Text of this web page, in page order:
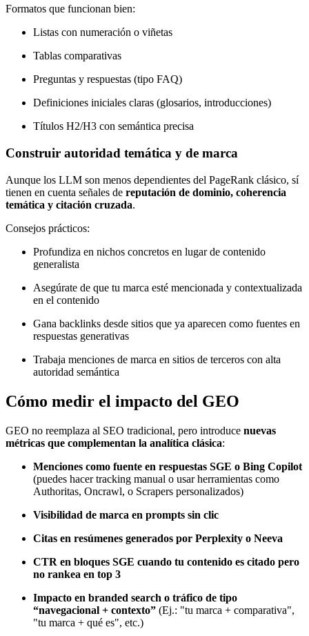
Formatos que funcionan bien:
Listas con numeración o viñetas
Tablas comparativas
Preguntas y respuestas (tipo FAQ)
Definiciones iniciales claras (glosarios, introducciones)
Títulos H2/H3 con semántica precisa
Construir autoridad temática y de marca
Aunque los LLM son menos dependientes del PageRank clásico, sí
tienen en cuenta señales de reputación de dominio, coherencia
temática y citación cruzada.
Consejos prácticos:
Profundiza en nichos concretos en lugar de contenido
generalista
Asegúrate de que tu marca esté mencionada y contextualizada
en el contenido
Gana backlinks desde sitios que ya aparecen como fuentes en
respuestas generativas
Trabaja menciones de marca en sitios de terceros con alta
autoridad semántica
Cómo medir el impacto del GEO
GEO no reemplaza al SEO tradicional, pero introduce nuevas
métricas que complementan la analítica clásica:
Menciones como fuente en respuestas SGE o Bing Copilot
(puedes hacer tracking manual o usar herramientas como
Authoritas, Oncrawl, o Scrapers personalizados)
Visibilidad de marca en prompts sin clic
Citas en resúmenes generados por Perplexity o Neeva
CTR en bloques SGE cuando tu contenido es citado pero
no rankea en top 3
Impacto en branded search o tráfico de tipo
“navegacional + contexto” (Ej.: "tu marca + comparativa",
"tu marca + qué es", etc.)